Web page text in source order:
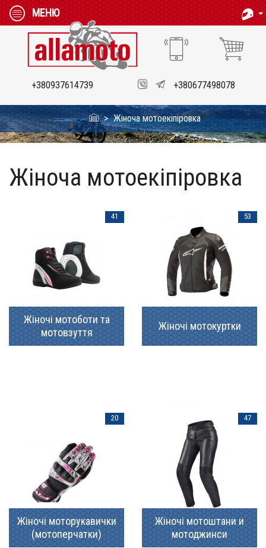
МЕНЮ
+380937614739 +380677498078
Жіноча мотоекіпіровка
Жіноча мотоекіпіровка
Жіночі мотоботи та
мотовзуття
41
Жіночі мотокуртки
53
Жіночі моторукавички
(мотоперчатки)
20
Жіночі мотоштани и
мотоджинси
47